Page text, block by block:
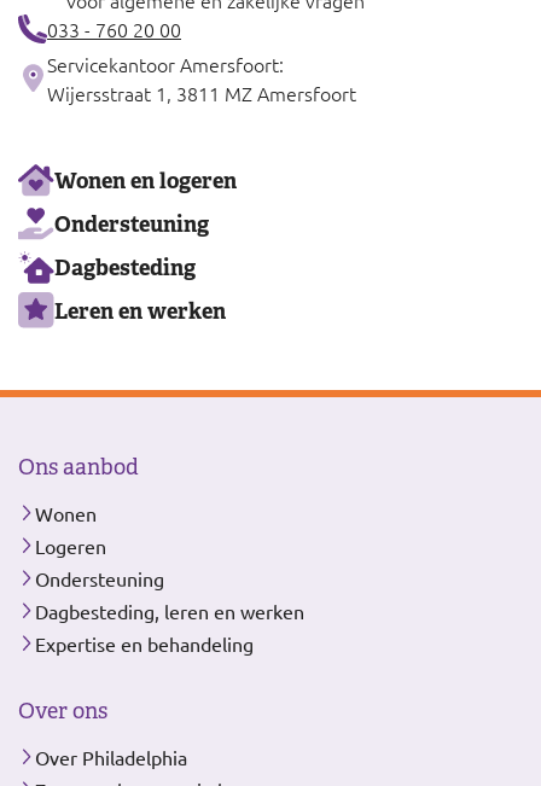
033 - 760 20 00
Servicekantoor Amersfoort:
Wijersstraat 1, 3811 MZ Amersfoort
Ons
aanbod
Wonen en logeren
Ondersteuning
Dagbesteding
Leren en werken
Ons aanbod
Wonen
Logeren
Ondersteuning
Dagbesteding, leren en werken
Expertise en behandeling
Over ons
Over Philadelphia